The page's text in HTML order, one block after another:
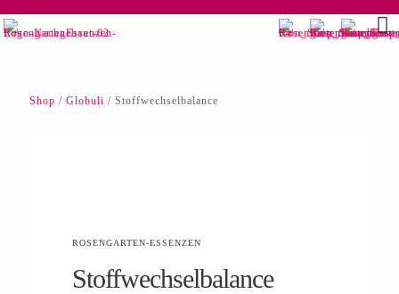
Shop / Globuli / Stoffwechselbalance
ROSENGARTEN-ESSENZEN
Stoffwechselbalance